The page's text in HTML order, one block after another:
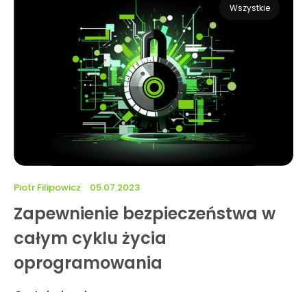
Wszystkie
Zapewnienie bezpieczeństwa w
całym cyklu życia
oprogramowania
Piotr Filipowicz 05.07.2023